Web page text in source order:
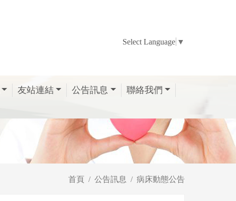
Select Language ▼
友站連結 公告訊息
聯絡我們
首頁 公告訊息 病床動態公告